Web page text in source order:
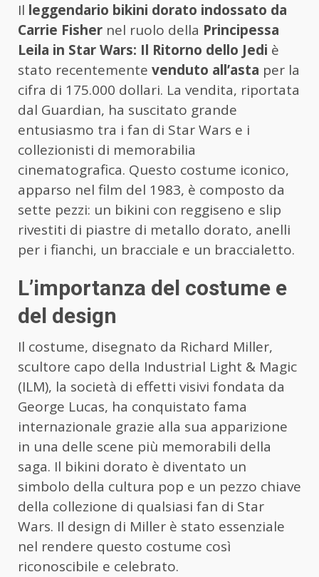
Il leggendario bikini dorato indossato da
Carrie Fisher nel ruolo della Principessa
Leila in Star Wars: Il Ritorno dello Jedi è
stato recentemente venduto all’asta per la
cifra di 175.000 dollari. La vendita, riportata
dal Guardian, ha suscitato grande
entusiasmo tra i fan di Star Wars e i
collezionisti di memorabilia
cinematografica. Questo costume iconico,
apparso nel film del 1983, è composto da
sette pezzi: un bikini con reggiseno e slip
rivestiti di piastre di metallo dorato, anelli
per i fianchi, un bracciale e un braccialetto.
L’importanza del costume e
del design
Il costume, disegnato da Richard Miller,
scultore capo della Industrial Light & Magic
(ILM), la società di effetti visivi fondata da
George Lucas, ha conquistato fama
internazionale grazie alla sua apparizione
in una delle scene più memorabili della
saga. Il bikini dorato è diventato un
simbolo della cultura pop e un pezzo chiave
della collezione di qualsiasi fan di Star
Wars. Il design di Miller è stato essenziale
nel rendere questo costume così
riconoscibile e celebrato.